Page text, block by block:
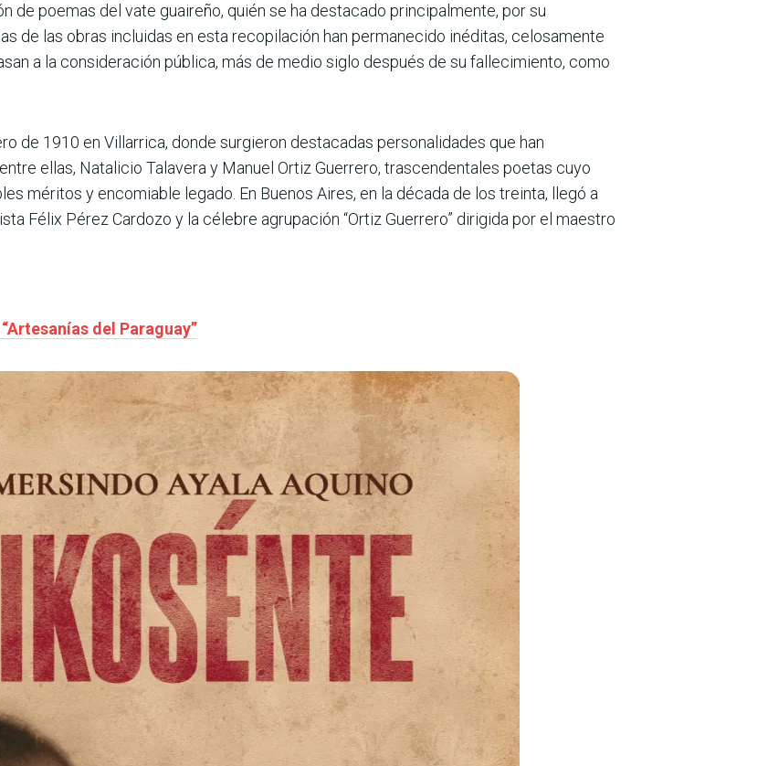
de poemas del vate guaireño, quién se ha destacado principalmente, por su
de las obras incluidas en esta recopilación han permanecido inéditas, celosamente
a la consideración pública, más de medio siglo después de su fallecimiento, como
de 1910 en Villarrica, donde surgieron destacadas personalidades que han
ellas, Natalicio Talavera y Manuel Ortiz Guerrero, trascendentales poetas cuyo
méritos y encomiable legado. En Buenos Aires, en la década de los treinta, llegó a
Félix Pérez Cardozo y la célebre agrupación “Ortiz Guerrero” dirigida por el maestro
del Paraguay”